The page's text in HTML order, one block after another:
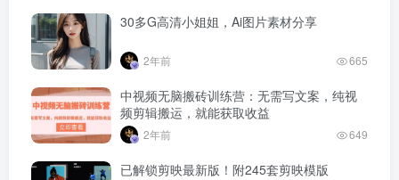
30多G高清小姐姐，Ai图片素材分享
2年前 665
中视频无脑搬砖训练营：无需写文案，纯视
频剪辑搬运，就能获取收益
2年前 649
已解锁剪映最新版！附245套剪映模版